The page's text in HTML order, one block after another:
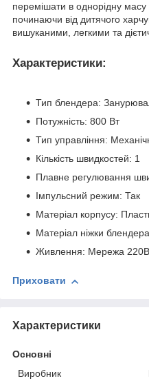
перемішати в однорідну масу
починаючи від дитячого
вишуканими, легкими та
Характеристики:
Тип блендера:
Потужність: 800 Вт
Тип управління:
Кількість швидкостей: 1
Плавне регулювання
Імпульсний режим: Так
Матеріал корпусу:
Матеріал ніжки
Живлення: Мережа 220В
Приховати
Характеристики
Основні
Виробник